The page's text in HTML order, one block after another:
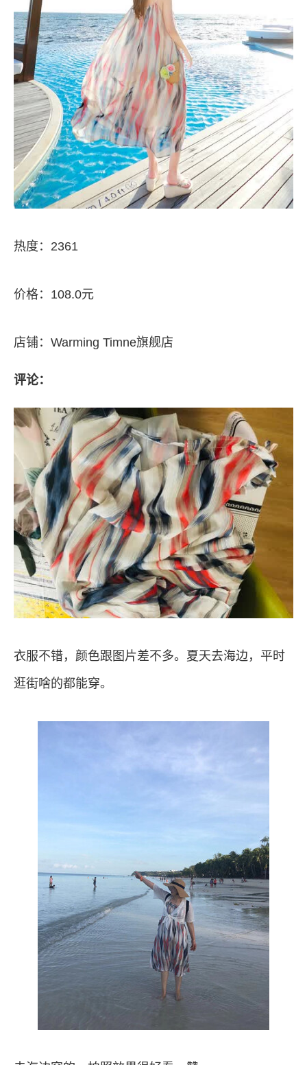
热度：2361
价格：108.0元
店铺：Warming Timne旗舰店
评论：
衣服不错，颜色跟图片差不多。夏天去海边，平时
逛街啥的都能穿。